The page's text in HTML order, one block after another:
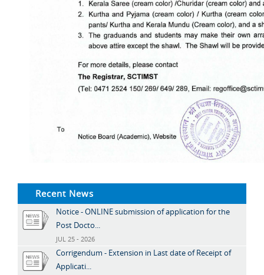
Recent News
Notice - ONLINE submission of application for the
Post Docto...
JUL 25 - 2026
Corrigendum - Extension in Last date of Receipt of
Applicati...